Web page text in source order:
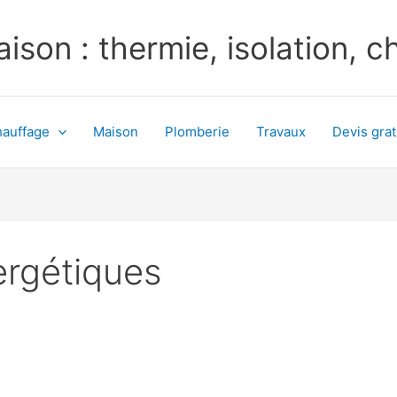
: thermie, isolation,
Maison Plomberie Travaux Devis